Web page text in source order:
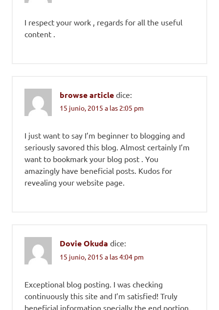
I respect your work , regards for all the useful
content .
browse article dice:
15 junio, 2015 a las 2:05 pm
I just want to say I’m beginner to blogging and
seriously savored this blog. Almost certainly I’m
want to bookmark your blog post . You
amazingly have beneficial posts. Kudos for
revealing your website page.
Dovie Okuda dice:
15 junio, 2015 a las 4:04 pm
Exceptional blog posting. I was checking
continuously this site and I’m satisfied! Truly
beneficial information specially the end portion.